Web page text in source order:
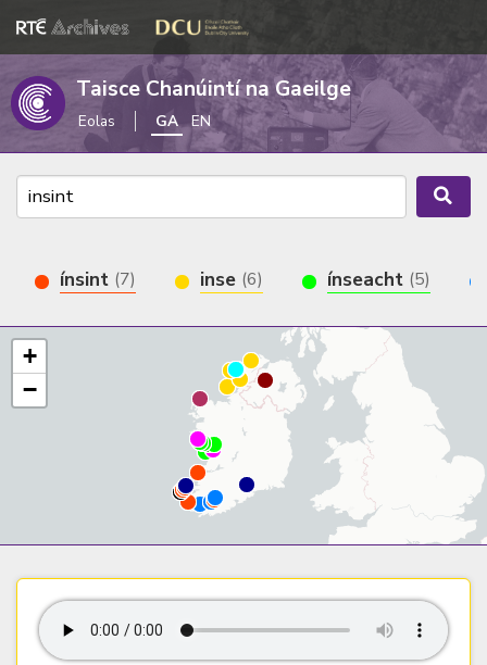
Taisce Chanúintí na Gaeilge
Eolas GA EN
ínsint (7) inse (6) ínseacht (5)
+
−